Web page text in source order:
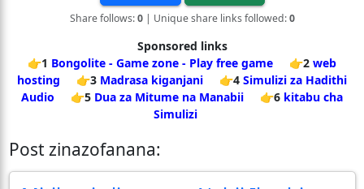
Share follows:0| Unique share links followed:0
Sponsored links
👉1 Bongolite - Game zone - Play free game 👉2 web
hosting
👉3 Madrasa kiganjani 👉4 Simulizi za Hadithi
Audio
👉5 Dua za Mitume na Manabii 👉6 kitabu cha
Simulizi
Post zinazofanana: